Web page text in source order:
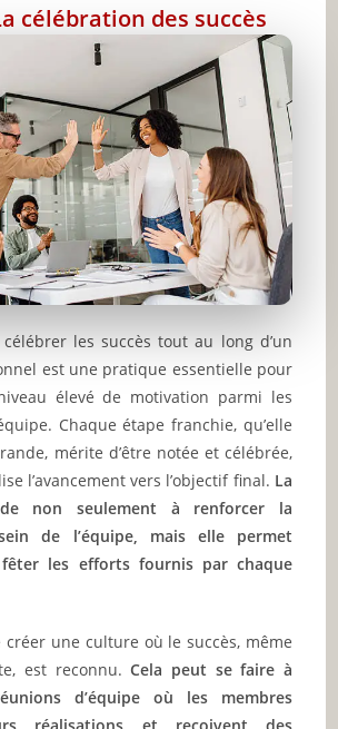
célébration des succès
les succès tout au long d’un
est une pratique essentielle pour
élevé de motivation parmi les
Chaque étape franchie, qu’elle
mérite d’être notée et célébrée,
l’avancement vers l’objectif final. La
non seulement à renforcer la
de l’équipe, mais elle permet
les efforts fournis par chaque
une culture où le succès, même
est reconnu.Cela peut se faire à
d’équipe où les membres